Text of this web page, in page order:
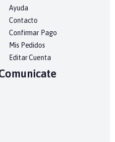
Ayuda
Contacto
Confirmar Pago
Mis Pedidos
Editar Cuenta